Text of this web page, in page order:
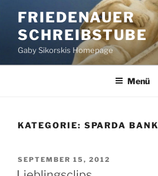
Inhalt
springen
FRIEDENAUER
SCHREIBSTUBE
Gaby Sikorskis Homepage
Menü
KATEGORIE: SPARDA BANK
VERÖFFENTLICHT
AM
SEPTEMBER 15, 2012